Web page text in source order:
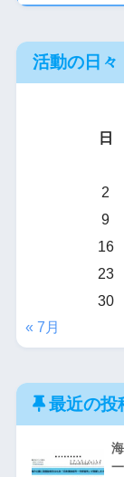
活動の日々
日
2
9
16
23
30
« 7月
最近の投